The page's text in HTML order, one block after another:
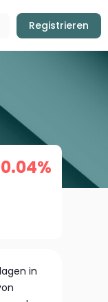
Registrieren
in